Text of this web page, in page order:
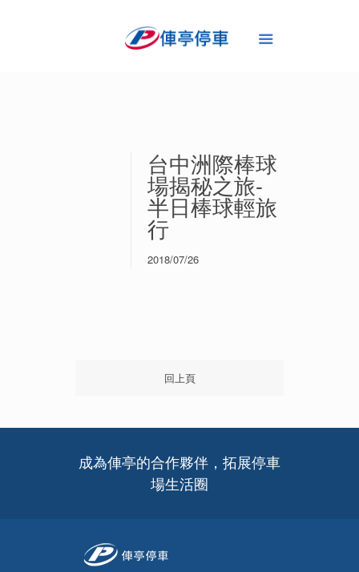
台中洲際棒球
場揭秘之旅-
半日棒球輕旅
行
2018/07/26
回上頁
成為俥亭的合作夥伴，拓展停車
場生活圈